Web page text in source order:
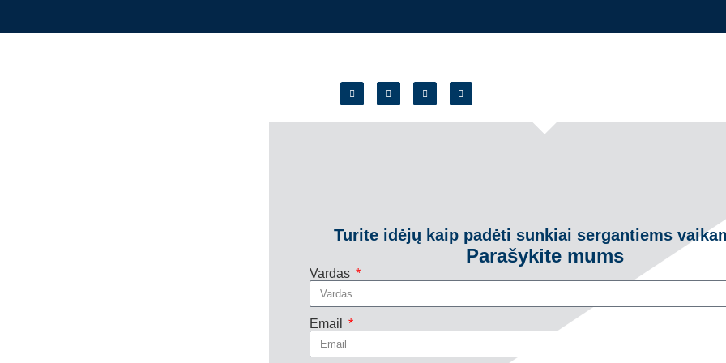
Turite idėjų kaip padėti sunkiai sergantiems
Parašykite mums
Vardas
Email